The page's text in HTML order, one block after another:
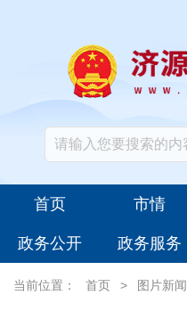
首页 市情
政务公开 政务服务
当前位置： 首页 > 图片新闻